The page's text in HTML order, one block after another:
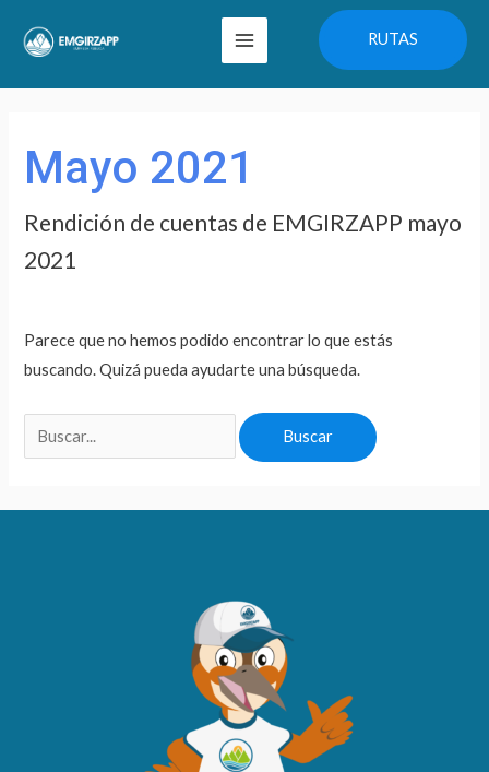
Main
Menu
RUTAS
Mayo 2021
Rendición de cuentas de EMGIRZAPP mayo
2021
Parece que no hemos podido encontrar lo que estás
buscando. Quizá pueda ayudarte una búsqueda.